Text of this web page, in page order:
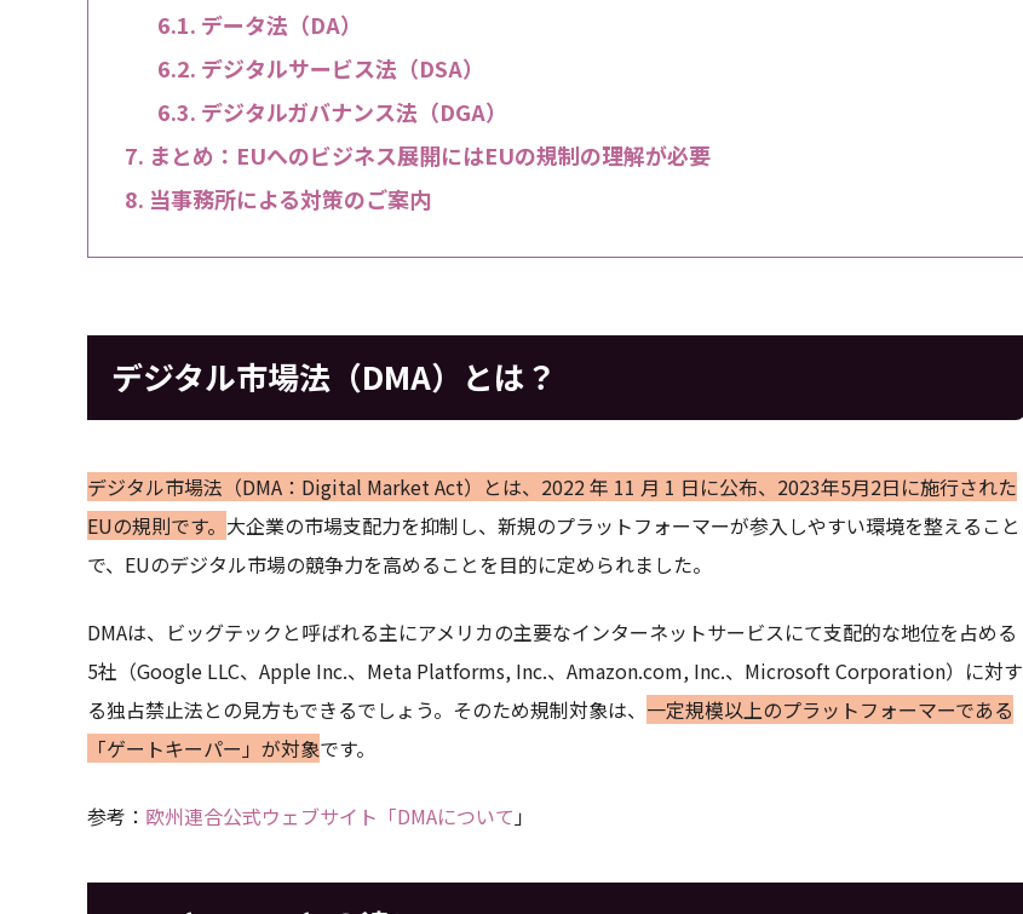
データ法（DA）
デジタルサービス法（DSA）
デジタルガバナンス法（DGA）
まとめ：EUへのビジネス展開にはEUの規制の理解が必要
当事務所による対策のご案内
デジタル市場法（DMA）とは？
デジタル市場法（DMA：Digital Market Act）とは、2022 年 11 月 1 日に公布、2023年5月2日に施行された
EUの規則です。 大企業の市場支配力を抑制し、新規のプラットフォーマーが参入しやすい環境を整えること
で、EUのデジタル市場の競争力を高めることを目的に定められました。
DMAは、ビッグテックと呼ばれる主にアメリカの主要なインターネットサービスにて支配的な地位を占める
5社（Google LLC、Apple Inc.、Meta Platforms, Inc.、Amazon.com, Inc.、Microsoft Corporation）に対す
る独占禁止法との見方もできるでしょう。そのため規制対象は、 一定規模以上のプラットフォーマーである
「ゲートキーパー」が対象です。
参考： 欧州連合公式ウェブサイト「DMAについて 」